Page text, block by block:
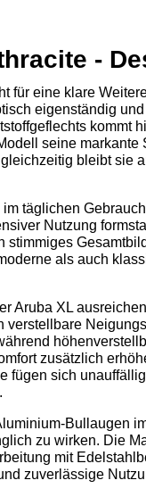
-
für eine klare
eigenständig
kommt
seine markante
bleibt sie
täglichen
Nutzung
stimmiges
als auch
Aruba XL
verstellbare
zusätzlich
fügen sich
Bullaugen
zu wirken. Die
mit
zuverlässige